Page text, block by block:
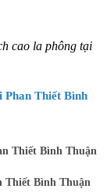
cao la phông tại
Phan Thiết Bình
Thiết Bình Thuận
Thiết Bình Thuận